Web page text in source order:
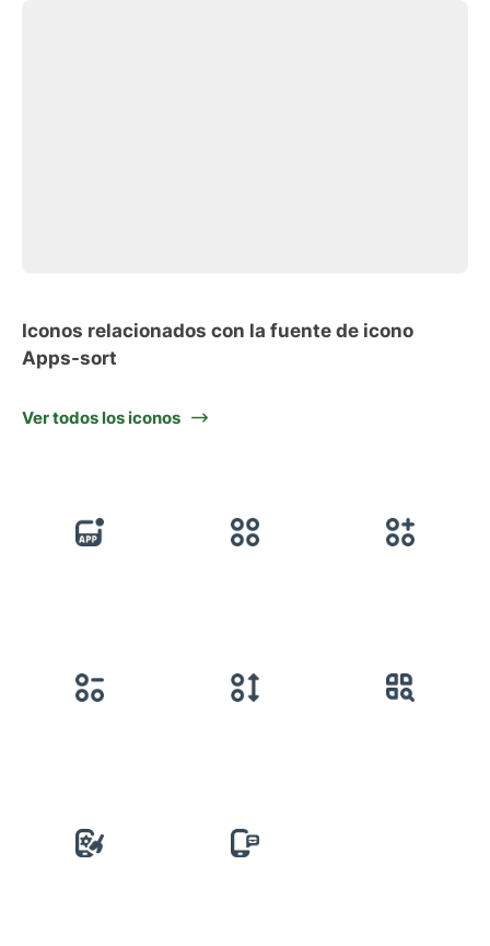
Iconos relacionados con la fuente de icono
Apps-sort
Ver todos los iconos